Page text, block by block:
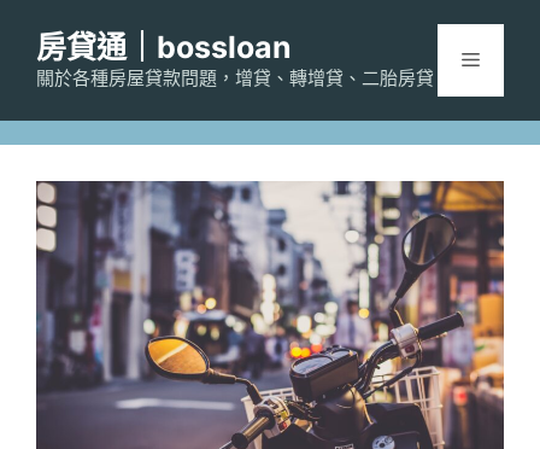
房貸通｜bossloan
關於各種房屋貸款問題，增貸、轉增貸、二胎房貸
選